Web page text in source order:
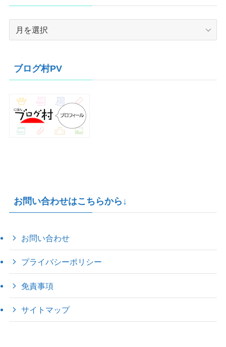
ブ
ブログ村PV
お問い合わせはこちらから↓
お問い合わせ
プライバシーポリシー
免責事項
サイトマップ